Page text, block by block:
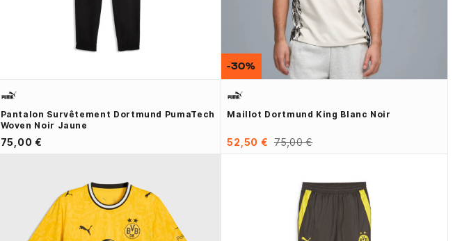
Pantalon Survêtement Dortmund PumaTech
Woven Noir Jaune
75,00 €
Maillot Dortmund King Blanc Noir
52,50 € 75,00 €
-30%